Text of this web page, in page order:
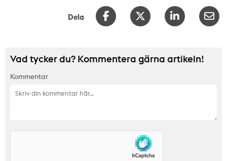
Dela
Vad tycker du? Kommentera gärna artikeln!
Kommentar